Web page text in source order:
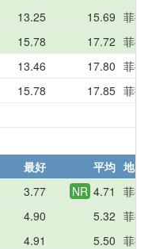
13.25 15.69 菲
15.78 17.72 菲
13.46 17.80 菲
15.78 17.85 菲
最好 平均 地区
3.77 NR 4.71
菲
4.90 5.32 菲
4.91 5.50 菲